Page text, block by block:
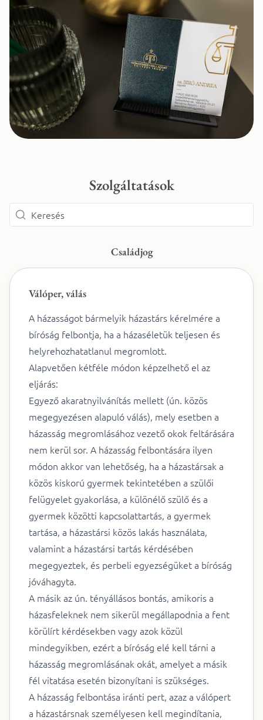
Szolgáltatások
Családjog
Válóper, válás
A házasságot bármelyik házastárs kérelmére a
bíróság felbontja, ha a házaséletük teljesen és
helyrehozhatatlanul megromlott.
Alapvetően kétféle módon képzelhető el az
eljárás:
Egyező akaratnyilvánítás mellett (ún. közös
megegyezésen alapuló válás), mely esetben a
házasság megromlásához vezető okok feltárására
nem kerül sor. A házasság felbontására ilyen
módon akkor van lehetőség, ha a házastársak a
közös kiskorú gyermek tekintetében a szülői
felügyelet gyakorlása, a különélő szülő és a
gyermek közötti kapcsolattartás, a gyermek
tartása, a házastársi közös lakás használata,
valamint a házastársi tartás kérdésében
megegyeztek, és perbeli egyezségüket a bíróság
jóváhagyta.
A másik az ún. tényállásos bontás, amikoris a
házasfeleknek nem sikerül megállapodnia a fent
körülírt kérdésekben vagy azok közül
mindegyikben, ezért a bíróság elé kell tárni a
házasság megromlásának okát, amelyet a másik
fél vitatása esetén bizonyítani is szükséges.
A házasság felbontása iránti pert, azaz a válópert
a házastársnak személyesen kell megindítania,